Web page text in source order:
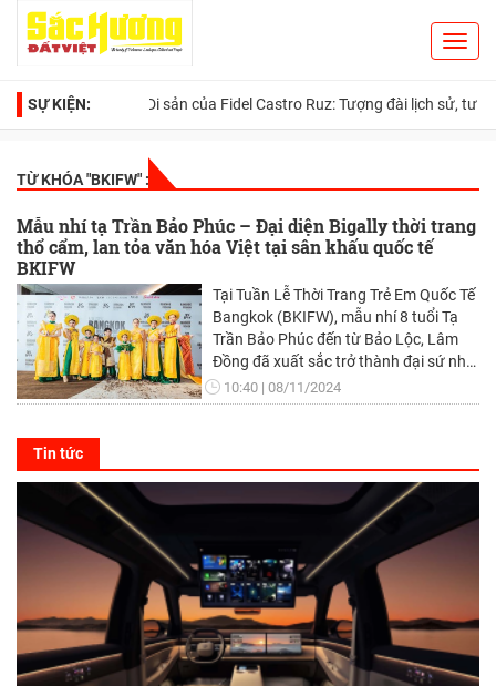
SỰ KIỆN: Di sản của Fidel Castro Ruz: Tượng đài lịch sử, tư tưởng
TỪ KHÓA "BKIFW" :
Mẫu nhí tạ Trần Bảo Phúc – Đại diện Bigally thời trang
thổ cẩm, lan tỏa văn hóa Việt tại sân khấu quốc tế
BKIFW
Tại Tuần Lễ Thời Trang Trẻ Em Quốc Tế
Bangkok (BKIFW), mẫu nhí 8 tuổi Tạ
Trần Bảo Phúc đến từ Bảo Lộc, Lâm
Đồng đã xuất sắc trở thành đại sứ nhí
đại diện không chỉ cho Bigally Thời
Trang Thổ Cẩm mà còn cho thế hệ tài
trên sàn diễn quốc tế, thể hiện trọn vẹn
vẻ đẹp văn hóa dân tộc qua trang
10:40 08/11/2024
Tin tức